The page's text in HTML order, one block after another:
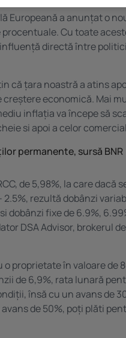
Europeană a anunțat o
Cu toate
directă între
că țara noastră a atins
economică. Mai
inflația va începe să
si apoi a celor
permanente, sursă BNR
de 5,98%, la care dacă
rezultă dobânzi
dobânzi fixe de 6.9%,
DSA Advisor, brokerul
proprietate în valoare de
de 6,9%, rata lunară
însă cu un avans de
de 50%, poți plăti